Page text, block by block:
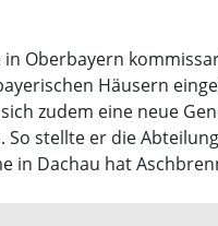
Oberbayern
Häusern
zudem eine neue
So stellte er die
in Dachau hat